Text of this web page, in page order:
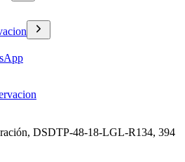
DSDTP-48-18-LGL-R134, 394